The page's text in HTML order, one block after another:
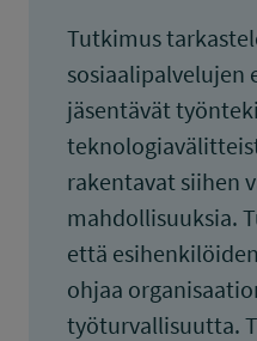
Tutkimus
sosiaalipalvelujen
jäsentävät
rakentavat siihen
mahdollisuuksia.
että
ohjaa
työturvallisuutta.